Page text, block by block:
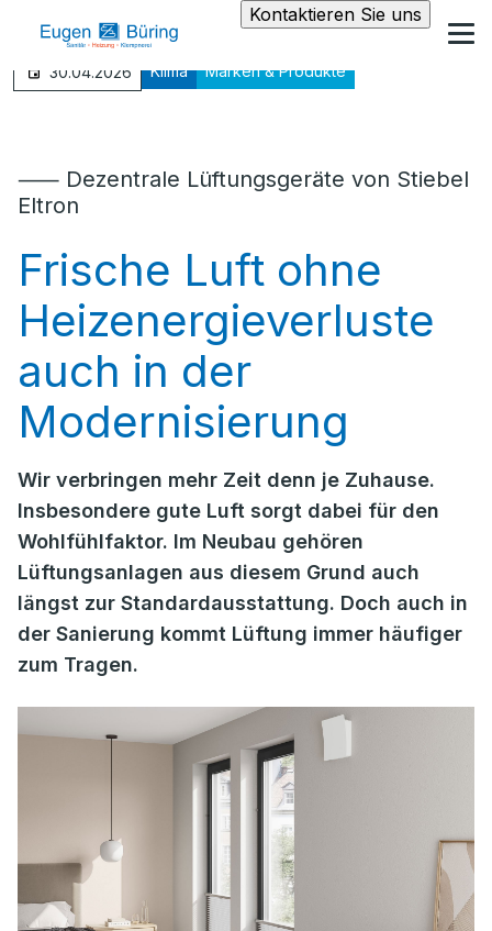
Kontaktieren Sie uns
30.04.2026 Klima Marken & Produkte
⸺ Dezentrale Lüftungsgeräte von Stiebel
Eltron
Frische Luft ohne
Heizenergieverluste
auch in der
Modernisierung
Wir verbringen mehr Zeit denn je Zuhause.
Insbesondere gute Luft sorgt dabei für den
Wohlfühlfaktor. Im Neubau gehören
Lüftungsanlagen aus diesem Grund auch
längst zur Standardausstattung. Doch auch in
der Sanierung kommt Lüftung immer häufiger
zum Tragen.